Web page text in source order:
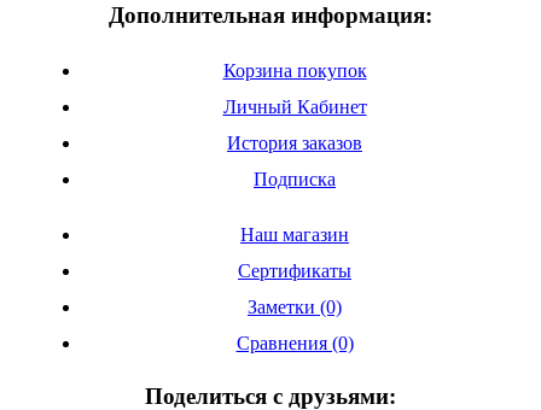
Дополнительная информация:
Корзина покупок
Личный Кабинет
История заказов
Подписка
Наш магазин
Сертификаты
Заметки (0)
Сравнения (0)
Поделиться с друзьями: